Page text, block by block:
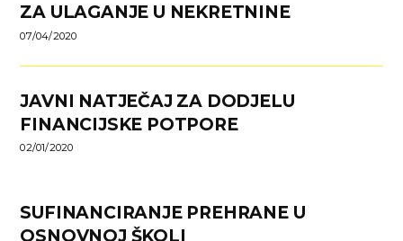
ZA ULAGANJE U NEKRETNINE
07/04/2020
JAVNI NATJEČAJ ZA DODJELU
FINANCIJSKE POTPORE
02/01/2020
SUFINANCIRANJE PREHRANE U
OSNOVNOJ ŠKOLI